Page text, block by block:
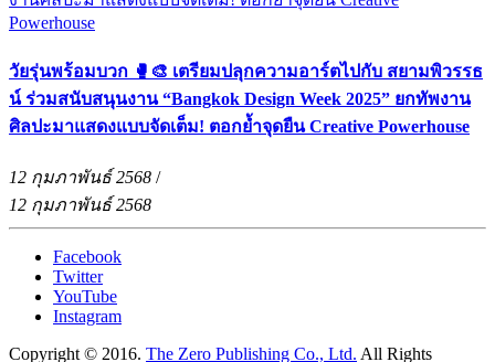
วัยรุ่นพร้อมบวก 🥊🎨 เตรียมปลุกความอาร์ตไปกับ สยามพิวรรธ
น์ ร่วมสนับสนุนงาน “Bangkok Design Week 2025” ยกทัพงาน
ศิลปะมาแสดงแบบจัดเต็ม! ตอกย้ำจุดยืน Creative Powerhouse
12 กุมภาพันธ์ 2568 /
12 กุมภาพันธ์ 2568
Facebook
Twitter
YouTube
Instagram
Copyright © 2016. The Zero Publishing Co., Ltd. All Rights